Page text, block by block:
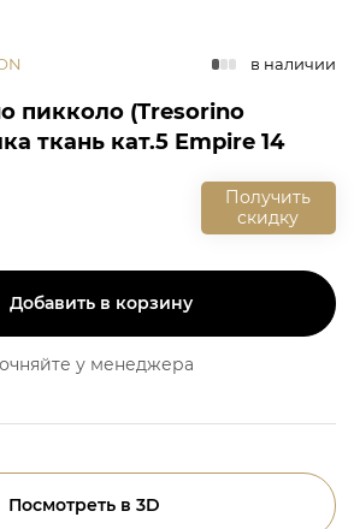
в наличии
пикколо (Tresorino
ткань кат.5 Empire 14
Получить
скидку
Добавить в корзину
у менеджера
Посмотреть в 3D